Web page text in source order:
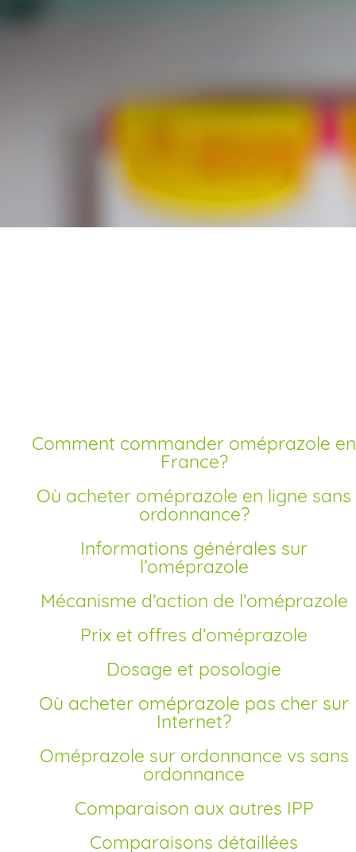
Comment commander oméprazole en
France?
Où acheter oméprazole en ligne sans
ordonnance?
Informations générales sur
l’oméprazole
Mécanisme d’action de l’oméprazole
Prix et offres d’oméprazole
Dosage et posologie
Où acheter oméprazole pas cher sur
Internet?
Oméprazole sur ordonnance vs sans
ordonnance
Comparaison aux autres IPP
Comparaisons détaillées